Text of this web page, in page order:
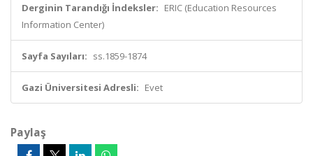
Derginin Tarandığı İndeksler: ERIC (Education Resources
Information Center)
Sayfa Sayıları: ss.1859-1874
Gazi Üniversitesi Adresli: Evet
Paylaş